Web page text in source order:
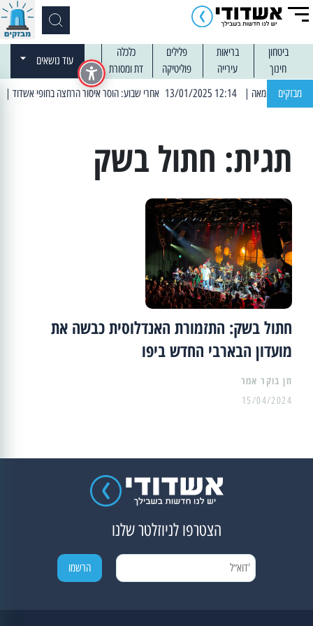
ביטחון בריאות פלילים
כלכלה
חינוך
עירייה פוליטיקה דת ומסורת
עוד נושאים
מבזקים | 12:14 13/01/2025 אחרי שבוע: הוסר איסור הרחצה בחופי אשדוד | 13:04 14/01/2025 עובדים בלילות: עבודות קרצוף וריבוד אספלט
תגית: חתול בשק
חתול בשק: התזמורת האנדלוסית כבשה את
מועדון הבארבי החדש ביפו
15/04/2024
הצטרפו לניוזלטר שלנו